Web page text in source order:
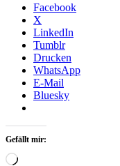
Facebook
X
LinkedIn
Tumblr
Drucken
WhatsApp
E-Mail
Bluesky
Gefällt mir:
Wird